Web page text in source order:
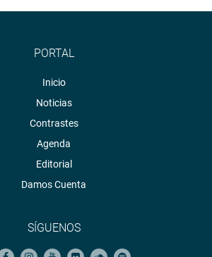
PORTAL
Inicio
Noticias
Contrastes
Agenda
Editorial
Damos Cuenta
SÍGUENOS